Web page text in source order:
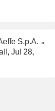
S.p.A.
Jul 28,